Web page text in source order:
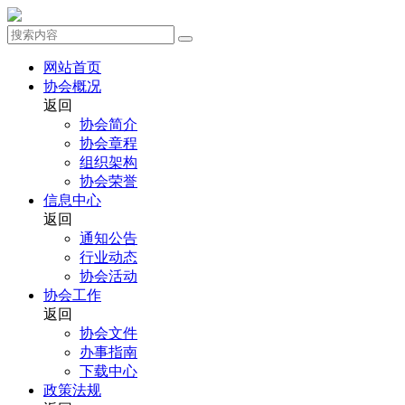
网站首页
协会概况
返回
协会简介
协会章程
组织架构
协会荣誉
信息中心
返回
通知公告
行业动态
协会活动
协会工作
返回
协会文件
办事指南
下载中心
政策法规